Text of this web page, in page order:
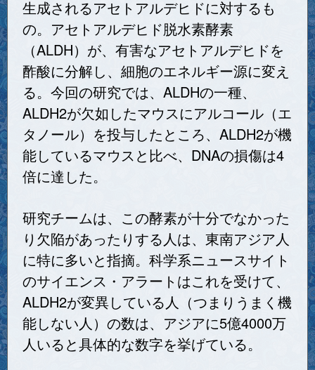
生成されるアセトアルデヒドに対するも
の。アセトアルデヒド脱水素酵素
（ALDH）が、有害なアセトアルデヒドを
酢酸に分解し、細胞のエネルギー源に変え
る。今回の研究では、ALDHの一種、
ALDH2が欠如したマウスにアルコール（エ
タノール）を投与したところ、ALDH2が機
能しているマウスと比べ、DNAの損傷は4
倍に達した。
研究チームは、この酵素が十分でなかった
り欠陥があったりする人は、東南アジア人
に特に多いと指摘。科学系ニュースサイト
のサイエンス・アラートはこれを受けて、
ALDH2が変異している人（つまりうまく機
能しない人）の数は、アジアに5億4000万
人いると具体的な数字を挙げている。